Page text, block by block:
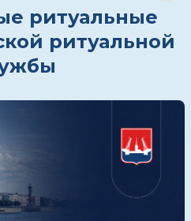
ритуальные
ритуальной